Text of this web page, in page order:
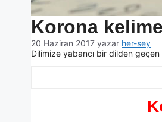
Korona
20 Haziran 2017 yazar her-sey
Dilimize yabancı bir dilden geçen